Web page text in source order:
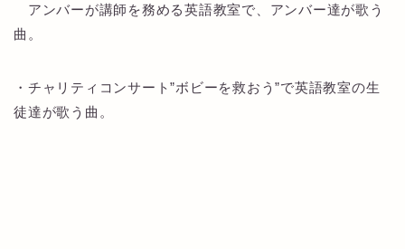
アンバーが講師を務める英語教室で、アンバー達が歌う
曲。
・チャリティコンサート”ボビーを救おう”で英語教室の生
徒達が歌う曲。